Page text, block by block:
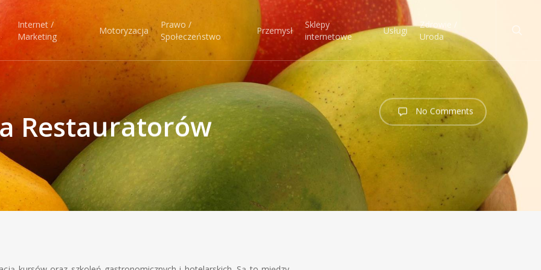
Internet /
Marketing
Motoryzacja
Prawo /
Społeczeństwo
Przemysł
Sklepy
internetowe
Usługi
Zdrowie /
Uroda
Restauratorów No Comments